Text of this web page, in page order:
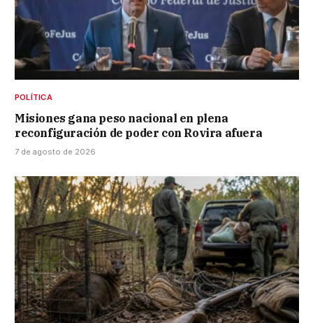
POLÍTICA
Misiones gana peso nacional en plena
reconfiguración de poder con Rovira afuera
7 de agosto de 2026